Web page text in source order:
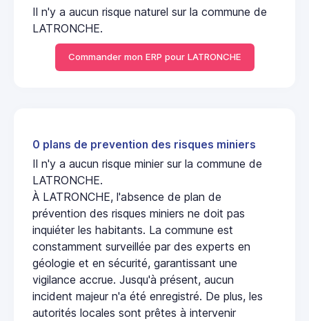
Il n'y a aucun risque naturel sur la commune de
LATRONCHE.
Commander mon ERP pour LATRONCHE
0 plans de prevention des risques miniers
Il n'y a aucun risque minier sur la commune de
LATRONCHE.
À LATRONCHE, l'absence de plan de
prévention des risques miniers ne doit pas
inquiéter les habitants. La commune est
constamment surveillée par des experts en
géologie et en sécurité, garantissant une
vigilance accrue. Jusqu'à présent, aucun
incident majeur n'a été enregistré. De plus, les
autorités locales sont prêtes à intervenir